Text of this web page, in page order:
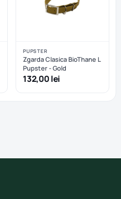
PUPSTER
Zgarda Clasica BioThane L
Pupster - Gold
132,00 lei